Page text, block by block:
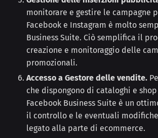
monitorare e gestire le campagne
Facebook e Instagram è molto
Business Suite. Ciò semplifica il
creazione e monitoraggio delle
promozionali.
Accesso a Gestore delle vendite.
che dispongono di cataloghi e
Facebook Business Suite è un
il controllo e le eventuali
legato alla parte di ecommerce.